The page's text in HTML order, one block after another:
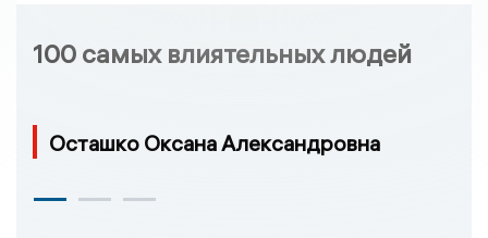
100 самых влиятельных людей
Осташко Оксана Александровна